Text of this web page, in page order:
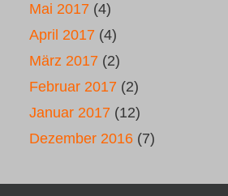
Mai 2017 (4)
April 2017 (4)
März 2017 (2)
Februar 2017 (2)
Januar 2017 (12)
Dezember 2016 (7)